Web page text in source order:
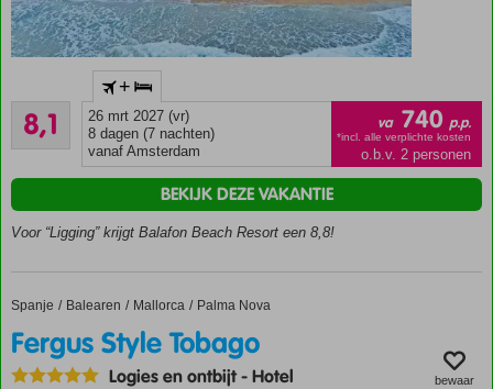
min.
leeftijd
jaar
resort in
stijl
Direct aan
zandstrand
Op
8,1
Zeer goed
477
beoordelingen
+
26 mrt 2027 (vr)
8 dagen (7 nachten)
vanaf Amsterdam
va 740 p.p.
*incl. alle verplichte kosten
o.b.v. 2 personen
Voor “Ligging” krijgt Balafon Beach Resort een 8,8!
BEKIJK DEZE VAKANTIE
Home
Spanje Balearen Mallorca Palma Nova
Fergus Style Tobago
Fergus Style Tobago
Logies en ontbijt-Hotel bewaar